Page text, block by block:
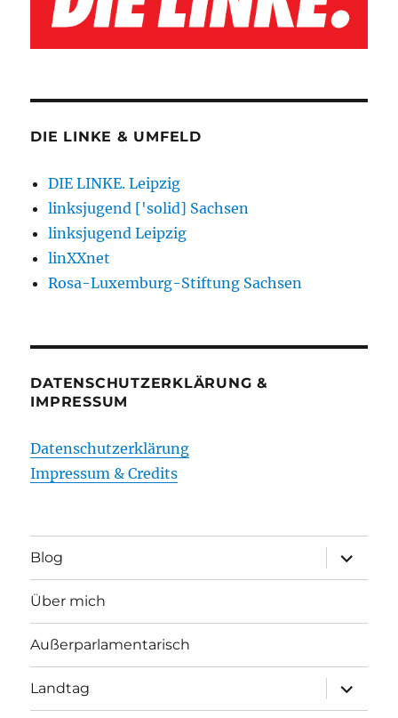
DIE LINKE & UMFELD
DIE LINKE. Leipzig
linksjugend ['solid] Sachsen
linksjugend Leipzig
linXXnet
Rosa-Luxemburg-Stiftung Sachsen
DATENSCHUTZERKLÄRUNG &
IMPRESSUM
Datenschutzerklärung
Impressum & Credits
Blog
öffnen
Über mich
Außerparlamentarisch
Landtag
öffnen